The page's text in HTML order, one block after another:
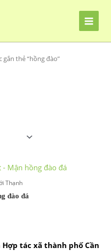
thẻ “hồng đào”
Thạnh
đào đá
tác xã thành phố Cần